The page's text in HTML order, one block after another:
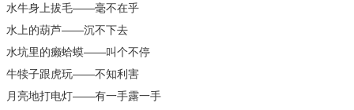
水牛身上拔毛——毫不在乎
水上的葫芦——沉不下去
水坑里的癞蛤蟆——叫个不停
牛犊子跟虎玩——不知利害
月亮地打电灯——有一手露一手